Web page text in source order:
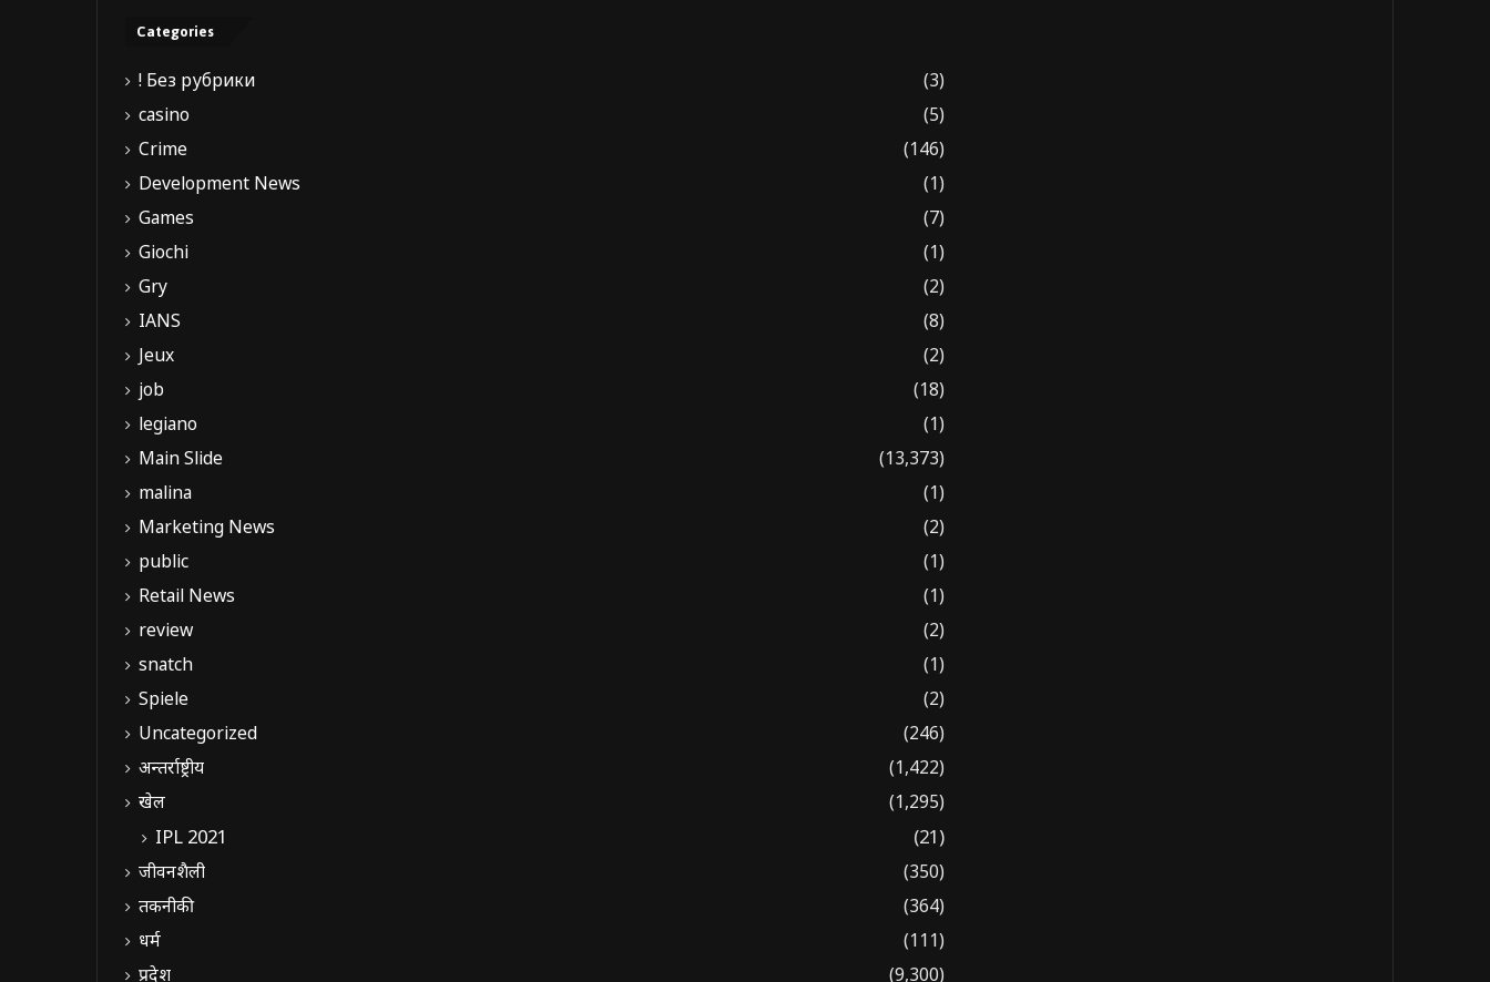
Categories
! Без рубрики
(3)
casino
(5)
Crime
(146)
Development News
(1)
Games
(7)
Giochi
(1)
Gry
(2)
IANS
(8)
Jeux
(2)
job
(18)
legiano
(1)
Main Slide
(13,373)
malina
(1)
Marketing News
(2)
public
(1)
Retail News
(1)
review
(2)
snatch
(1)
Spiele
(2)
Uncategorized
(246)
अन्तर्राष्ट्रीय
(1,422)
खेल
(1,295)
IPL 2021 (21)
जीवनशैली
(350)
तकनीकी
(364)
धर्म
(111)
प्रदेश
(9,300)